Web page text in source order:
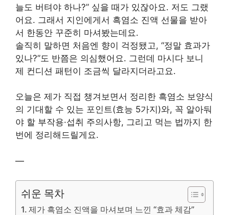
늘도 버텨야 하나?” 싶을 때가 있잖아요. 저도 그랬
어요. 그래서 지인에게서 흑염소 진액 선물을 받아
서 한동안 꾸준히 마셔봤는데요.
솔직히 말하면 처음엔 향이 걱정됐고, “정말 효과가
있나?”도 반쯤은 의심했어요. 그런데 마시다 보니
제 컨디션 패턴이 조금씩 달라지더라고요.
오늘은 제가 직접 챙겨보면서 정리한 흑염소 보양식
의 기대할 수 있는 포인트(효능 5가지)와, 꼭 알아둬
야 할 부작용·섭취 주의사항, 그리고 먹는 법까지 한
번에 정리해드릴게요.
—
쉬운 목차
제가 흑염소 진액을 마셔보며 느낀 “효과 체감”